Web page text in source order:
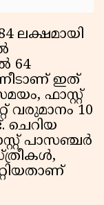
ലക്ഷമായി
64
ഇത്
ഫാസ്റ്റ്
വരുമാനം 10
ചെറിയ
പാസഞ്ചർ